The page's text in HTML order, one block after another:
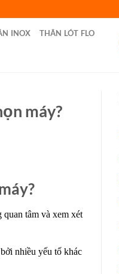
INOX THÂN LÓT FLO
máy?
tâm và xem xét
nhiều yếu tố khác